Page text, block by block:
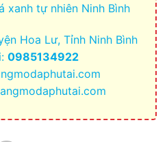
xanh tự nhiên Ninh Bình
Hoa Lư, Tỉnh Ninh Bình
0985134922